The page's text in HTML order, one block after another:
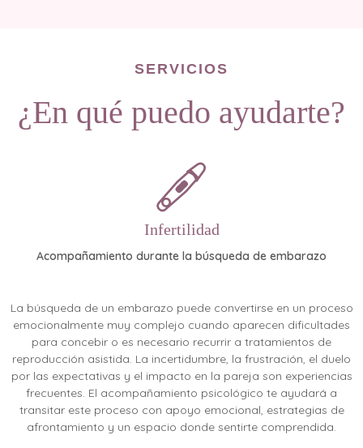
SERVICIOS
¿En qué puedo ayudarte?
Infertilidad
Acompañamiento durante la búsqueda de embarazo
La búsqueda de un embarazo puede convertirse en un proceso
emocionalmente muy complejo cuando aparecen dificultades
para concebir o es necesario recurrir a tratamientos de
reproducción asistida. La incertidumbre, la frustración, el duelo
por las expectativas y el impacto en la pareja son experiencias
frecuentes. El acompañamiento psicológico te ayudará a
transitar este proceso con apoyo emocional, estrategias de
afrontamiento y un espacio donde sentirte comprendida.